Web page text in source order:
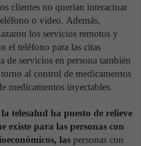
clientes no querían interactuar
o video. Además,
los servicios remotos y
el teléfono para las citas
de servicios en persona también
al control de medicamentos
medicamentos inyectables.
telesalud ha puesto de relieve
existe para las personas con
las personas con